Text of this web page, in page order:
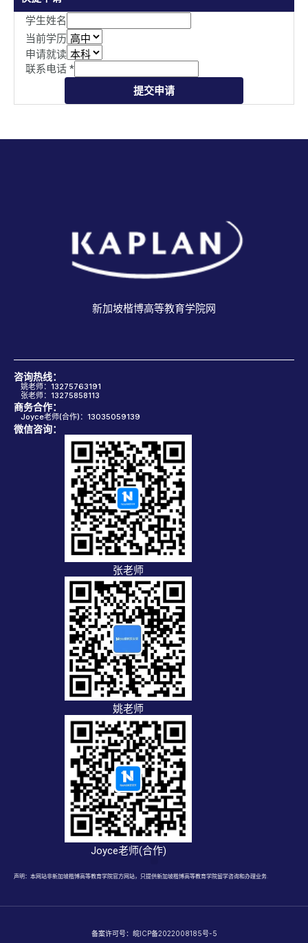
学生姓名
当前学历
申请就读
联系电话 *
提交申请
新加坡楷博高等教育学院网
咨询热线：
姚老师：13275763191
张老师：13275858113
商务合作：
Joyce老师(合作)：13035059139
微信咨询：
张老师
姚老师
Joyce老师(合作)
声明：本网站非新加坡楷博高等教育学院官方网站，只提供新加坡楷博高等教育学院留学咨询和办理业务.
备案许可号： 皖ICP备2022008185号-5